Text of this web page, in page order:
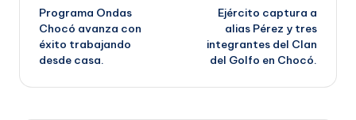
de
entradas
Programa Ondas
Chocó avanza con
éxito trabajando
desde casa.
Ejército captura a
alias Pérez y tres
integrantes del Clan
del Golfo en Chocó.